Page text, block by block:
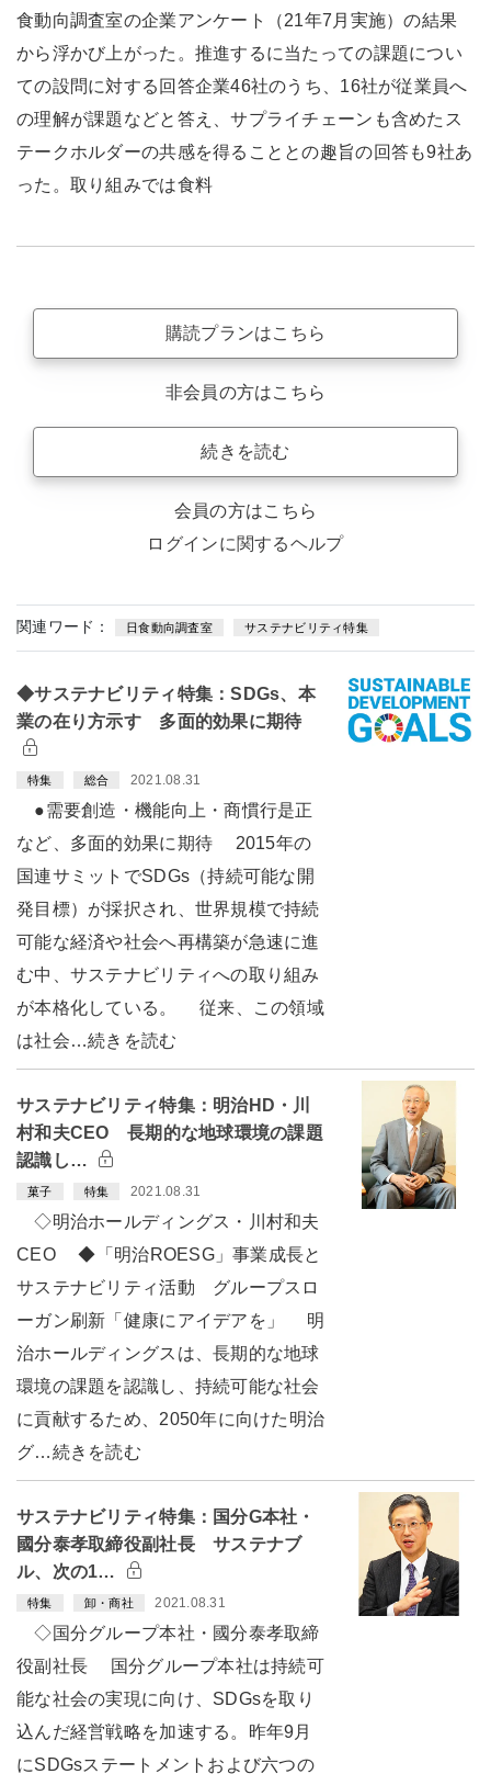
食動向調査室の企業アンケート（21年7月実施）の結果
から浮かび上がった。推進するに当たっての課題につい
ての設問に対する回答企業46社のうち、16社が従業員へ
の理解が課題などと答え、サプライチェーンも含めたス
テークホルダーの共感を得ることとの趣旨の回答も9社あ
った。取り組みでは食料
購読プランはこちら
非会員の方はこちら
続きを読む
会員の方はこちら
ログインに関するヘルプ
関連ワード： 日食動向調査室 サステナビリティ特集
◆サステナビリティ特集：SDGs、本
業の在り方示す 多面的効果に期待
特集 総合 2021.08.31
●需要創造・機能向上・商慣行是正
など、多面的効果に期待 2015年の
国連サミットでSDGs（持続可能な開
発目標）が採択され、世界規模で持続
可能な経済や社会へ再構築が急速に進
む中、サステナビリティへの取り組み
が本格化している。 従来、この領域
は社会…続きを読む
サステナビリティ特集：明治HD・川
村和夫CEO 長期的な地球環境の課題
認識し…
菓子 特集 2021.08.31
◇明治ホールディングス・川村和夫
CEO ◆「明治ROESG」事業成長と
サステナビリティ活動 グループスロ
ーガン刷新「健康にアイデアを」 明
治ホールディングスは、長期的な地球
環境の課題を認識し、持続可能な社会
に貢献するため、2050年に向けた明治
グ…続きを読む
サステナビリティ特集：国分G本社・
國分泰孝取締役副社長 サステナブ
ル、次の1…
特集 卸・商社 2021.08.31
◇国分グループ本社・國分泰孝取締
役副社長 国分グループ本社は持続可
能な社会の実現に向け、SDGsを取り
込んだ経営戦略を加速する。昨年9月
にSDGsステートメントおよび六つの